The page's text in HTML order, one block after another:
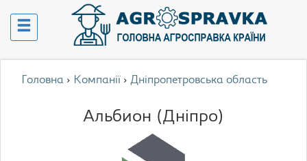
Головна › Компанії › Дніпропетровська область
Альбион (Дніпро)